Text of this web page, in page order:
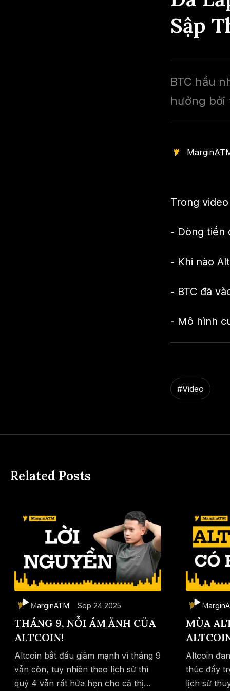
Sập
BTC hầu
hưởng bởi
Trong
- Dòng tiền
- Khi nào
- BTC đã
- Mô hình
#Video
Related Posts
MarginATM Sep 24 2025
THÁNG 9, NỖI ÁM ẢNH CỦA
ALTCOIN!
Altcoin bắt đầu giảm mạnh vì tháng 9
vẫn còn, tuy nhiên theo lịch sử thì
quý 4 vẫn rất hứa hẹn cho cả thị
Save Copy link
MÙA
Altcoin
thúc đẩy
lịch sử